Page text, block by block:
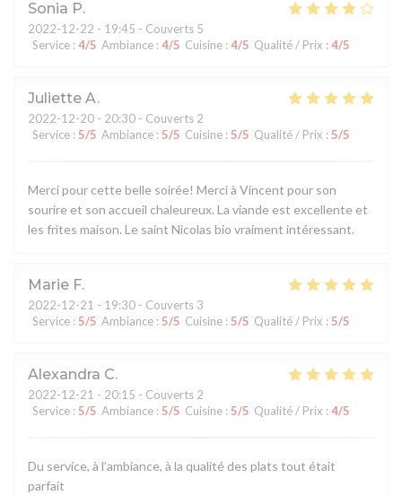
Sonia P
2022-12-22 - 19:45 - Couverts 5
Service : 4/5 Ambiance : 4/5 Cuisine : 4/5 Qualité / Prix : 4/5
Juliette A
2022-12-20 - 20:30 - Couverts 2
Service : 5/5 Ambiance : 5/5 Cuisine : 5/5 Qualité / Prix : 5/5
Merci pour cette belle soirée! Merci à Vincent pour son
sourire et son accueil chaleureux. La viande est excellente et
les frites maison. Le saint Nicolas bio vraiment intéressant.
Marie F
2022-12-21 - 19:30 - Couverts 3
Service : 5/5 Ambiance : 5/5 Cuisine : 5/5 Qualité / Prix : 5/5
Alexandra C
2022-12-21 - 20:15 - Couverts 2
Service : 5/5 Ambiance : 5/5 Cuisine : 5/5 Qualité / Prix : 4/5
Du service, à l’ambiance, à la qualité des plats tout était
parfait